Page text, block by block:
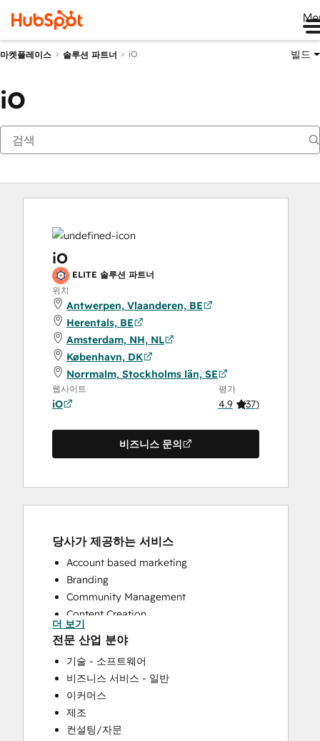
마켓플레이스 솔루션 파트너 iO 빌드
iO
iO
ELITE 솔루션 파트너
위치
Antwerpen, Vlaanderen, BE
Herentals, BE
Amsterdam, NH, NL
København, DK
Norrmalm, Stockholms län, SE
웹사이트
iO
평가
4.9 (37)
비즈니스 문의
당사가 제공하는 서비스
Account based marketing
Branding
Community Management
Content Creation
Conversational Marketing
CRM Implementation
CRM Migration
Custom API Integrations
Customer Marketing
Customer Success Training
Customer Support Training
더 보기
전문 산업 분야
기술 - 소프트웨어
비즈니스 서비스 - 일반
이커머스
제조
컨설팅/자문